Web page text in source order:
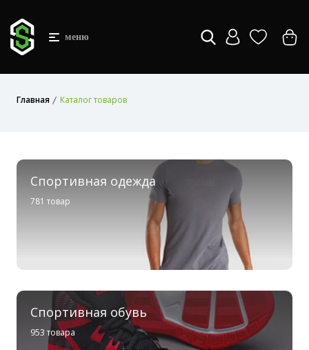
меню
Главная Каталог товаров
Спортивная одежда
781 товар
Спортивная обувь
953 товара